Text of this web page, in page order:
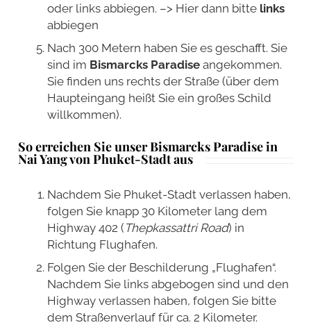
oder links abbiegen. –> Hier dann bitte links
abbiegen
Nach 300 Metern haben Sie es geschafft. Sie
sind im Bismarcks Paradise angekommen.
Sie finden uns rechts der Straße (über dem
Haupteingang heißt Sie ein großes Schild
willkommen).
So erreichen Sie unser Bismarcks Paradise in
Nai Yang von Phuket-Stadt aus
Nachdem Sie Phuket-Stadt verlassen haben,
folgen Sie knapp 30 Kilometer lang dem
Highway 402 ( Thepkassattri Road) in
Richtung Flughafen.
Folgen Sie der Beschilderung „Flughafen“.
Nachdem Sie links abgebogen sind und den
Highway verlassen haben, folgen Sie bitte
dem Straßenverlauf für ca. 2 Kilometer.